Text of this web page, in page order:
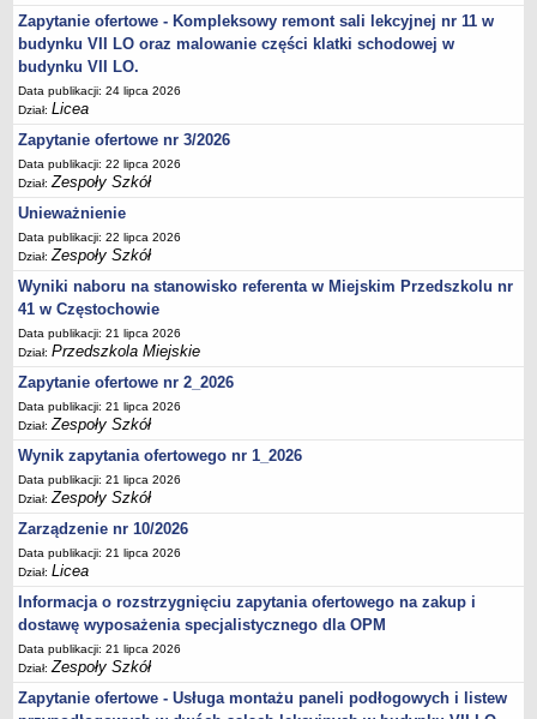
PONOWNE WYKORZYSTYWANIE
Sprawozdania
Deklaracja dostępności
DEKLARACJA DOSTĘPNOŚCI
OŚWIADCZENIA MAJĄTKOWE
PONOWNE WYKORZYSTYWANIE
UDOSTĘPNIANIE INFORMACJI PUBLICZNEJ
OCHRONA DANYCH OSOBOWYCH
Zapytanie ofertowe - Kompleksowy remont sali lekcyjnej nr 11 w
budynku VII LO oraz malowanie części klatki schodowej w
budynku VII LO.
Data publikacji: 24 lipca 2026
Dział:Licea
Zapytanie ofertowe nr 3/2026
Data publikacji: 22 lipca 2026
Dział:Zespoły Szkół
Unieważnienie
Data publikacji: 22 lipca 2026
Dział:Zespoły Szkół
Wyniki naboru na stanowisko referenta w Miejskim Przedszkolu nr
41 w Częstochowie
Data publikacji: 21 lipca 2026
Dział:Przedszkola Miejskie
Zapytanie ofertowe nr 2_2026
Data publikacji: 21 lipca 2026
Dział:Zespoły Szkół
Wynik zapytania ofertowego nr 1_2026
Data publikacji: 21 lipca 2026
Dział:Zespoły Szkół
Zarządzenie nr 10/2026
Data publikacji: 21 lipca 2026
Dział:Licea
Informacja o rozstrzygnięciu zapytania ofertowego na zakup i
dostawę wyposażenia specjalistycznego dla OPM
Data publikacji: 21 lipca 2026
Dział:Zespoły Szkół
Zapytanie ofertowe - Usługa montażu paneli podłogowych i listew